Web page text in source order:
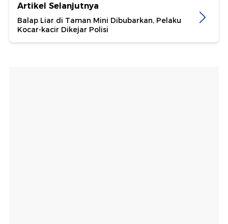
Artikel Selanjutnya
Balap Liar di Taman Mini Dibubarkan, Pelaku
Kocar-kacir Dikejar Polisi